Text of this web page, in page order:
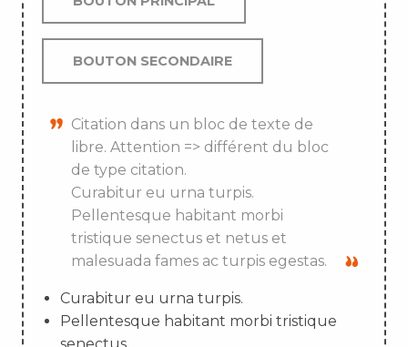
BOUTON SECONDAIRE
Citation dans un bloc de texte de
libre. Attention => différent du bloc
de type citation.
Curabitur eu urna turpis.
Pellentesque habitant morbi
tristique senectus et netus et
malesuada fames ac turpis egestas.
Curabitur eu urna turpis.
Pellentesque habitant morbi tristique